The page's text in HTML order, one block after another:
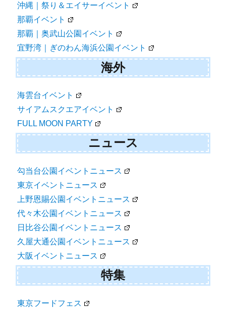
沖縄｜祭り＆エイサーイベント
那覇イベント
那覇｜奥武山公園イベント
宜野湾｜ぎのわん海浜公園イベント
海外
海雲台イベント
サイアムスクエアイベント
FULL MOON PARTY
ニュース
勾当台公園イベントニュース
東京イベントニュース
上野恩賜公園イベントニュース
代々木公園イベントニュース
日比谷公園イベントニュース
久屋大通公園イベントニュース
大阪イベントニュース
特集
東京フードフェス